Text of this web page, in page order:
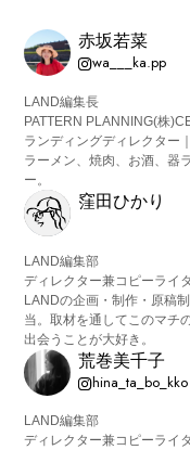
赤坂若菜
wa___ka.pp
LAND編集長
PATTERN PLANNING(株
ランディングディレクター｜
ラーメン、焼肉、お酒、器
ー。
窪田ひかり
LAND編集部
ディレクター兼コピーライ
LANDの企画・制作・原稿
当。取材を通してこのマチ
出会うことが大好き。
荒巻美千子
hina_ta_bo_kko
LAND編集部
ディレクター兼コピーライタ